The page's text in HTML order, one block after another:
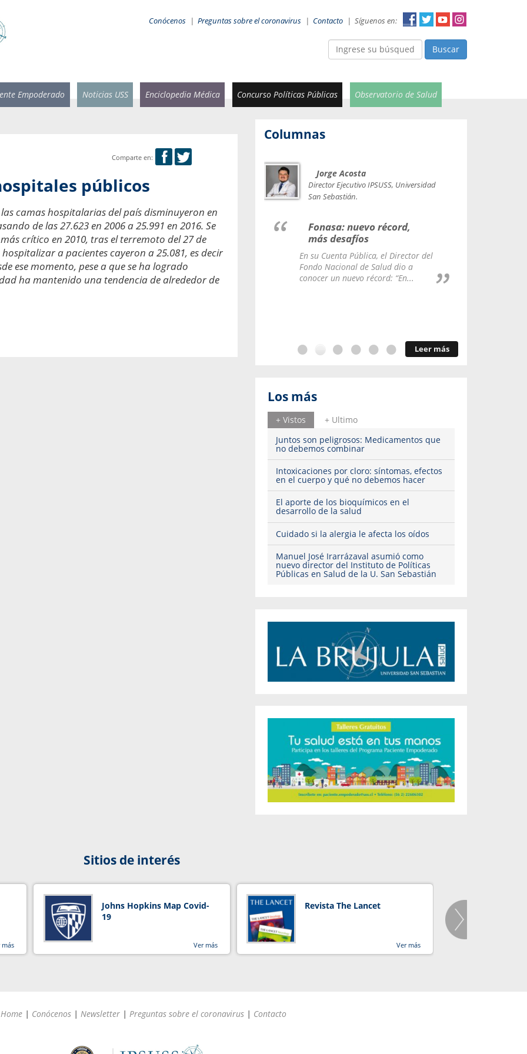
Conócenos | Preguntas sobre el coronavirus | Contacto | Síguenos en:
Buscar
Empoderado Noticias USS Enciclopedia Médica Concurso Políticas Públicas Observatorio de Salud
Comparte en:
públicos
camas hospitalarias del país disminuyeron en
de las 27.623 en 2006 a 25.991 en 2016. Se
crítico en 2010, tras el terremoto del 27 de
a pacientes cayeron a 25.081, es decir
ese momento, pese a que se ha logrado
ha mantenido una tendencia de alrededor de
Columnas
de
cuando
se
de...
Decana facultad de Odontología,
¿Cuándo será urgente la
salud bucal?
En Chile, nadie muere de caries ni de
enfermedades periodontales. Sin
embargo, estas son las...
Jorge Acosta
Director Ejecutivo IPSUSS, Universidad
San Sebastián.
Fonasa: nuevo récord,
más desafíos
En su Cuenta Pública, el Director del
Fondo Nacional de Salud dio a
conocer un nuevo récord: “En...
Leer más
Los más
+ Vistos
+ Ultimo
Juntos son peligrosos: Medicamentos que
no debemos combinar
Intoxicaciones por cloro: síntomas, efectos
en el cuerpo y qué no debemos hacer
El aporte de los bioquímicos en el
desarrollo de la salud
Cuidado si la alergia le afecta los oídos
Manuel José Irarrázaval asumió como
nuevo director del Instituto de Políticas
Públicas en Salud de la U. San Sebastián
Sitios de interés
más
Johns Hopkins Map Covid-
19
Ver más
Revista The Lancet
Ver más
Home | Conócenos | Newsletter | Preguntas sobre el coronavirus | Contacto